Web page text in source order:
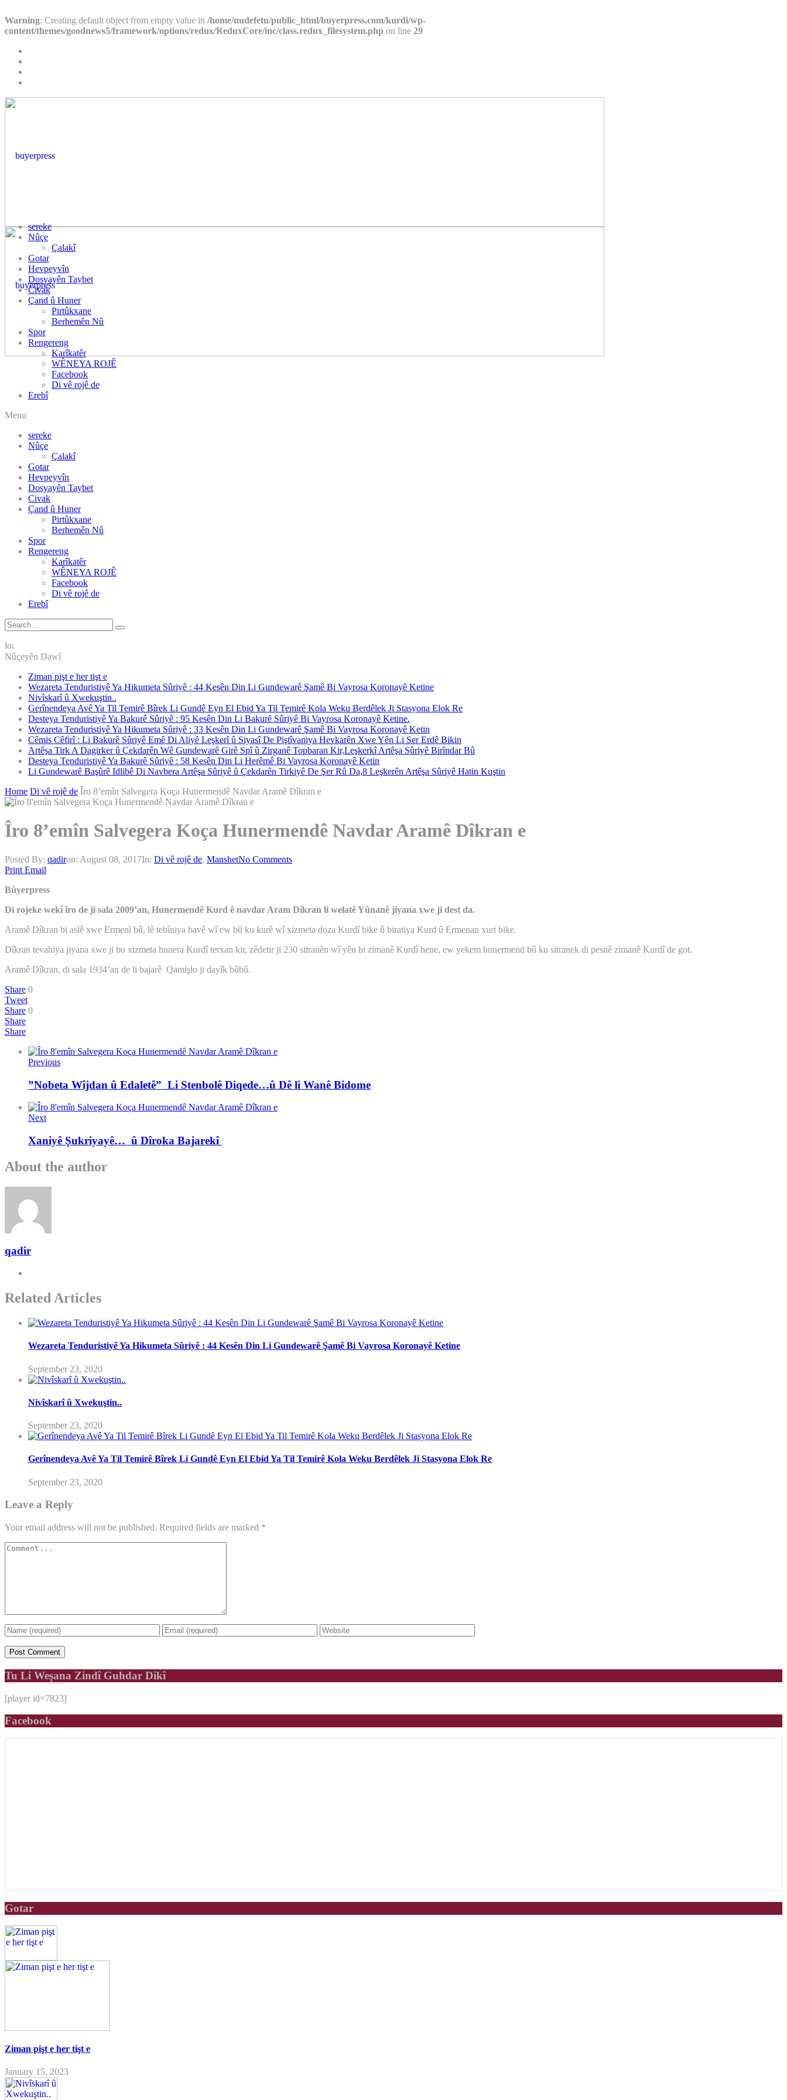
Warning: Creating default object from empty value in /home/nudefetu/public_html/buyerpress.com/kurdi/wp-
content/themes/goodnews5/framework/options/redux/ReduxCore/inc/class.redux_filesystem.php on line 29
sereke
Nûçe
Çalakî
Gotar
Hevpeyvîn
Dosyayên Taybet
Civak
Çand û Huner
Pirtûkxane
Berhemên Nû
Spor
Rengereng
Karîkatêr
WÊNEYA ROJÊ
Facebook
Di vê rojê de
Menu
sereke
Nûçe
Çalakî
Gotar
Hevpeyvîn
Dosyayên Taybet
Civak
Çand û Huner
Pirtûkxane
Berhemên Nû
Spor
Rengereng
Karîkatêr
WÊNEYA ROJÊ
Facebook
Di vê rojê de
Nûçeyên Dawî
Ziman pişt e her tişt e
Wezareta Tenduristiyê Ya Hikumeta Sûriyê : 44 Kesên Din Li Gundewarê Şamê Bi Vayrosa Koronayê Ketine
Nivîskarî û Xwekuştin..
Gerînendeya Avê Ya Til Temirê Bîrek Li Gundê Eyn El Ebid Ya Til Temirê Kola Weku Berdêlek Ji Stasyona Elok Re
Desteya Tenduristiyê Ya Bakurê Sûriyê : 95 Kesên Din Li Bakurê Sûriyê Bi Vayrosa Koronayê Ketine.
Wezareta Tenduristiyê Ya Hikumeta Sûriyê : 33 Kesên Din Li Gundewarê Şamê Bi Vayrosa Koronayê Ketin
Cêmis Cêfirî : Li Bakurê Sûriyê Emê Di Aliyê Leşkerî û Siyasî De Piştîvaniya Hevkarên Xwe Yên Li Ser Erdê Bikin
Artêşa Tirk A Dagirker û Çekdarên Wê Gundewarê Girê Spî û Zirganê Topbaran Kir,Leşkerkî Artêşa Sûriyê Birîndar Bû
Desteya Tenduristiyê Ya Bakurê Sûriyê : 58 Kesên Din Li Herêmê Bi Vayrosa Koronayê Ketin
Li Gundewarê Başûrê Idlibê Di Navbera Artêşa Sûriyê û Çekdarên Tirkiyê De Şer Rû Da,8 Leşkerên Artêşa Sûriyê Hatin Kuştin
Home Di vê rojê de Îro 8’emîn Salvegera Koça Hunermendê Navdar Aramê Dîkran e
Îro 8’emîn Salvegera Koça Hunermendê Navdar Aramê Dîkran e
Posted By: qadiron: August 08, 2017In: Di vê rojê de, ManshetNo Comments
Print Email
Bûyerpress
Di rojeke wekî îro de ji sala 2009’an, Hunermendê Kurd ê navdar Aram Dîkran li welatê Yûnanê jiyana xwe ji dest da.
Aramê Dîkran bi aslê xwe Ermenî bû, lê tebîniya bavê wî ew bû ku kurê wî xizmeta doza Kurdî bike û biratiya Kurd û Ermenan xurt bike.
Dîkran tevahiya jiyana xwe ji bo xizmeta hunera Kurdî terxan kir, zêdetir ji 230 sitranên wî yên bi zimanê Kurdî hene, ew yekem hunermend bû ku sitranek di pesnê zimanê Kurdî de got.
Aramê Dîkran, di sala 1934’an de li bajarê Qamişlo ji dayîk bûbû.
Share 0
Tweet
Share 0
Share
Share
Previous
”Nobeta Wîjdan û Edaletê” Li Stenbolê Diqede…û Dê li Wanê Bidome
Next
Xaniyê Şukriyayê… û Dîroka Bajarekî
About the author
qadir
Related Articles
Wezareta Tenduristiyê Ya Hikumeta Sûriyê : 44 Kesên Din Li Gundewarê Şamê Bi Vayrosa Koronayê Ketine
September 23, 2020
Nivîskarî û Xwekuştin..
September 23, 2020
Gerînendeya Avê Ya Til Temirê Bîrek Li Gundê Eyn El Ebid Ya Til Temirê Kola Weku Berdêlek Ji Stasyona Elok Re
September 23, 2020
Leave a Reply
Your email address will not be published. Required fields are marked *
Tu Li Weşana Zindî Guhdar Dikî
[player id=7823]
Facebook
Gotar
Ziman pişt e her tişt e
January 15, 2023